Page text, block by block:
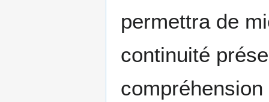
permettra de
continuité